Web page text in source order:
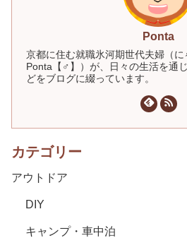
Ponta
京都に住む就職氷河期世代夫婦（
Ponta【♂】）が、日々の生活を通
どをブログに綴っています。
カテゴリー
アウトドア
DIY
キャンプ・車中泊